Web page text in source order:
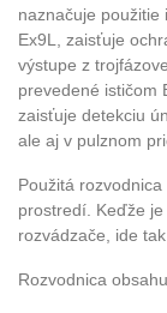
naznačuje použitie
Ex9L, zaisťuje
výstupe z
prevedené ističom
zaisťuje detekciu
ale aj v pulznom
Použitá
prostredí. Keďže
rozvádzače, ide
Rozvodnica